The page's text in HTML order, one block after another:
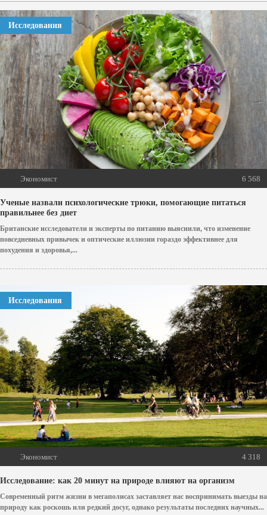
Исследования
Экономист 6 568
Ученые назвали психологические трюки, помогающие питаться
правильнее без диет
Британские исследователи и эксперты по питанию выяснили, что изменение
повседневных привычек и оптические иллюзии гораздо эффективнее для
похудения и здоровья,...
Исследования
Экономист 4 318
Исследование: как 20 минут на природе влияют на организм
Современный ритм жизни в мегаполисах заставляет нас воспринимать выезды на
природу как роскошь или редкий досуг, однако результаты последних научных...